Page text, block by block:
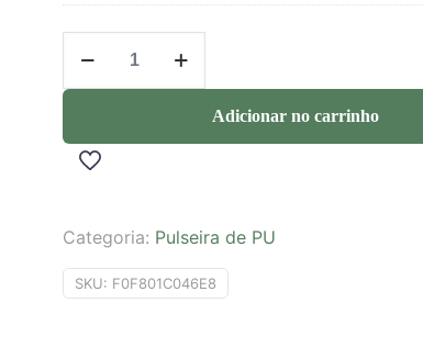
Adicionar no carrinho
Categoria: Pulseira de PU
SKU: F0F801C046E8